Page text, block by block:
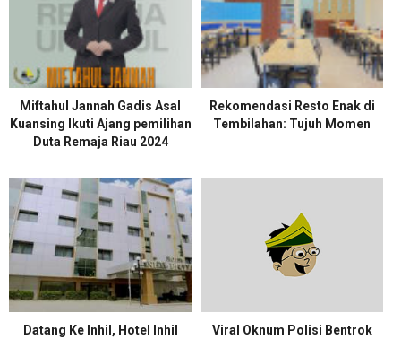
Miftahul Jannah Gadis Asal
Kuansing Ikuti Ajang pemilihan
Duta Remaja Riau 2024
Rekomendasi Resto Enak di
Tembilahan: Tujuh Momen
Datang Ke Inhil, Hotel Inhil
Viral Oknum Polisi Bentrok